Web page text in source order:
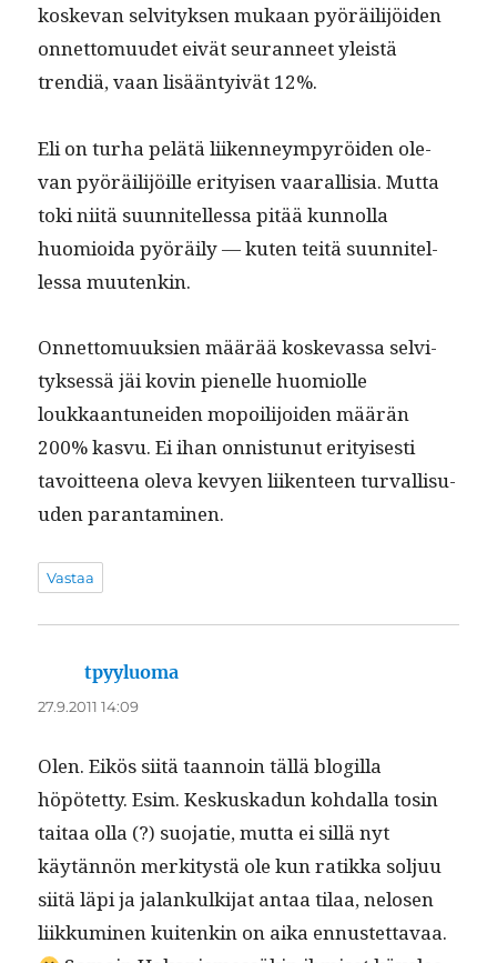
koske­van selvi­tyk­sen mukaan pyöräil­i­jöi­den
onnet­to­muudet eivät seu­ran­neet yleistä
trendiä, vaan lisään­tyivät 12%.
Eli on turha pelätä liiken­neympyröi­den ole­
van pyöräil­i­jöille eri­tyisen vaar­al­lisia. Mut­ta
toki niitä suun­nitel­lessa pitää kun­nol­la
huomioi­da pyöräi­ly — kuten teitä suun­nitel­
lessa muutenkin.
Onnet­to­muuk­sien määrää koskevas­sa selvi­
tyk­sessä jäi kovin pienelle huomi­olle
loukkaan­tunei­den mopoil­i­joiden määrän
200% kasvu. Ei ihan onnis­tunut eri­tyis­es­ti
tavoit­teena ole­va kevyen liiken­teen tur­val­lisu­
u­den parantaminen.
Vastaa
tpyyluoma
27.9.2011 14:09
Olen. Eikös siitä taan­noin täl­lä blogilla
höpötet­ty. Esim. Keskuskadun kohdal­la tosin
taitaa olla (?) suo­jatie, mut­ta ei sil­lä nyt
käytän­nön merk­i­tys­tä ole kun ratik­ka soljuu
siitä läpi ja jalankulk­i­jat antaa tilaa, nelosen
liikku­mi­nen kuitenkin on aika ennustet­tavaa.